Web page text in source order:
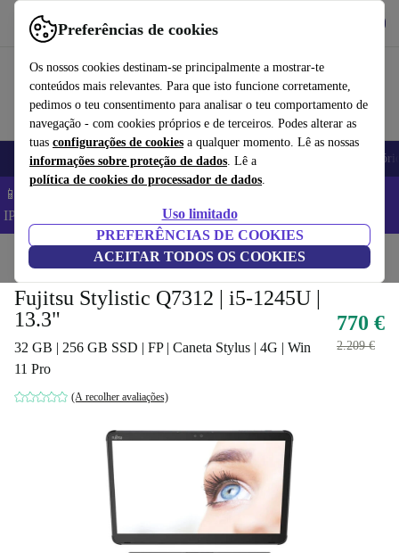
Preferências de cookies
Os nossos cookies destinam-se principalmente a mostrar-te
conteúdos mais relevantes. Para que isto funcione corretamente,
pedimos o teu consentimento para analisar o teu comportamento de
navegação - com cookies próprios e de terceiros. Podes alterar as
tuas configurações de cookies a qualquer momento. Lê as nossas
informações sobre proteção de dados. Lê a
política de cookies do processador de dados.
Uso limitado
PREFERÊNCIAS DE COOKIES
ACEITAR TODOS OS COOKIES
Use o refurbed de forma rápida e fácil
Telemóveis Computadores Portáteis Tablets
📱 Poupa 5% EXTRA em todos os iPhones – Código:
IPHONEDEAL –
Início Computadores portáteis Convertíveis 2 em 1
Fujitsu Stylistic Q7312 | i5-1245U |
13.3"
32 GB | 256 GB SSD | FP | Caneta Stylus | 4G | Win
11 Pro
(A recolher avaliações)
770 €
2.209 €